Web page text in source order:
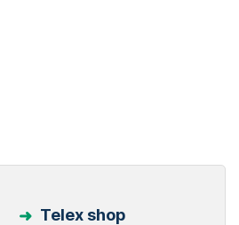
Telex shop